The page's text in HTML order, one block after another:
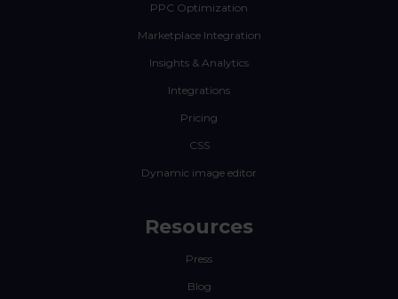
PPC Optimization
Marketplace Integration
Insights & Analytics
Integrations
Pricing
CSS
Dynamic image editor
Resources
Press
Blog